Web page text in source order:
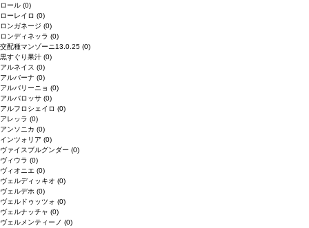
ロール (0)
ローレイロ (0)
ロンガネージ (0)
ロンディネッラ (0)
交配種マンゾーニ13.0.25 (0)
黒すぐり果汁 (0)
アルネイス (0)
アルバーナ (0)
アルバリーニョ (0)
アルバロッサ (0)
アルフロシェイロ (0)
アレッラ (0)
アンソニカ (0)
インツォリア (0)
ヴァイスブルグンダー (0)
ヴィウラ (0)
ヴィオニエ (0)
ヴェルディッキオ (0)
ヴェルデホ (0)
ヴェルドゥッツォ (0)
ヴェルナッチャ (0)
ヴェルメンティーノ (0)